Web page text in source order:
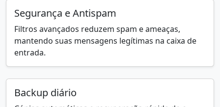
Segurança e Antispam
Filtros avançados reduzem spam e ameaças,
mantendo suas mensagens legítimas na caixa de
entrada.
Backup diário